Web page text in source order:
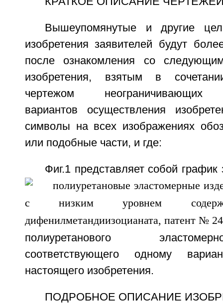
Вышеупомянутые и другие
изобретения заявителей будут
после ознакомления со
изобретения, взятым в
чертежом неограничивающих
вариантов осуществления
символы на всех изображениях
или подобные части, и где:
Фиг.1 представляет собой
полиуретанового
соответствующего одному
настоящего изобретения.
ПОДРОБНОЕ ОПИСАНИЕ